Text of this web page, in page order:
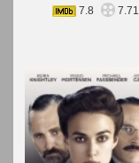
7.8
7.71